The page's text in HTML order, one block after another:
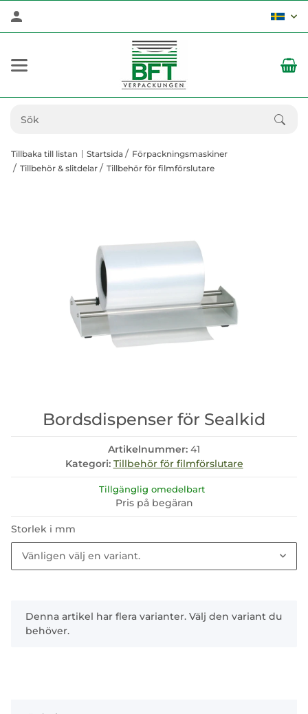
Tillbaka till listan Startsida
Förpackningsmaskiner
Tillbehör & slitdelar
Tillbehör för filmförslutare
Bordsdispenser för Sealkid
Artikelnummer: 41
Kategori: Tillbehör för filmförslutare
Tillgänglig omedelbart
Pris på begäran
Storlek i mm
Vänligen välj en variant.
x
Denna artikel har flera varianter. Välj den variant du
behöver.